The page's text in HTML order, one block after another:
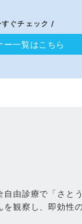
ぐチェック /
ー一覧はこちら
由診療で「さと
観察し、即効性